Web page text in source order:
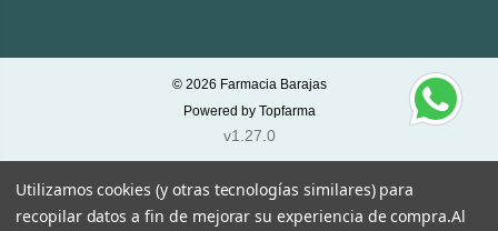
© 2026 Farmacia Barajas
Powered by Topfarma
v1.27.0
Utilizamos cookies (y otras tecnologías similares) para
recopilar datos a fin de mejorar su experiencia de compra.Al